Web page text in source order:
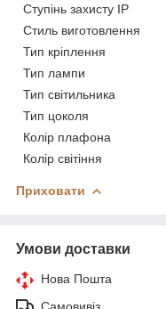
Ступінь захисту IP
Стиль виготовлення
Тип кріплення
Тип лампи
Тип світильника
Тип цоколя
Колір плафона
Колір світіння
Приховати
Умови доставки
Нова Пошта
Самовивіз